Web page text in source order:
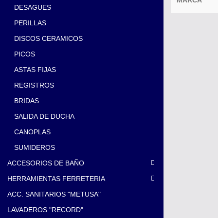
DESAGUES
PERILLAS
DISCOS CERAMICOS
PICOS
ASTAS FIJAS
REGISTROS
BRIDAS
SALIDA DE DUCHA
CANOPLAS
SUMIDEROS
ACCESORIOS DE BAÑO
HERRAMIENTAS FERRETERIA
ACC. SANITARIOS "METUSA"
LAVADEROS "RECORD"